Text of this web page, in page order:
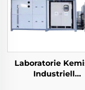
Laboratorie
Industriell